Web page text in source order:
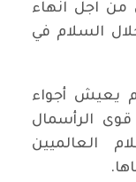
اجل انهاء
السلام في
يعيش أجواء
قوى الرأسمال
العالميين